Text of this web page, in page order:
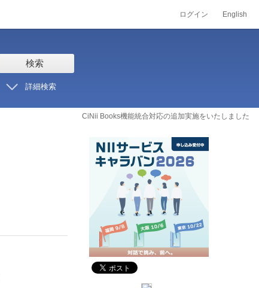
ログイン English
検索
詳細検索
CiNii Books機能統合対応の追加実施をいたしました